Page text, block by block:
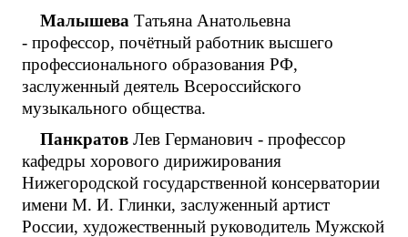
Малышева Татьяна Анатольевна
- профессор, почётный работник высшего
профессионального образования РФ,
заслуженный деятель Всероссийского
музыкального общества.
Панкратов Лев Германович - профессор
кафедры хорового дирижирования
Нижегородской государственной консерватории
имени М. И. Глинки, заслуженный артист
России, художественный руководитель Мужской